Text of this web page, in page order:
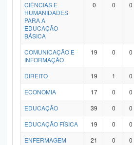
CIÊNCIAS E
HUMANIDADES
PARA A
EDUCAÇÃO
BÁSICA
0 0 0
COMUNICAÇÃO E
INFORMAÇÃO
19 0 0
DIREITO 19 1 0
ECONOMIA
17 0 0
EDUCAÇÃO
39 0 0
EDUCAÇÃO FÍSICA
19 0 0
ENFERMAGEM
21 0 0